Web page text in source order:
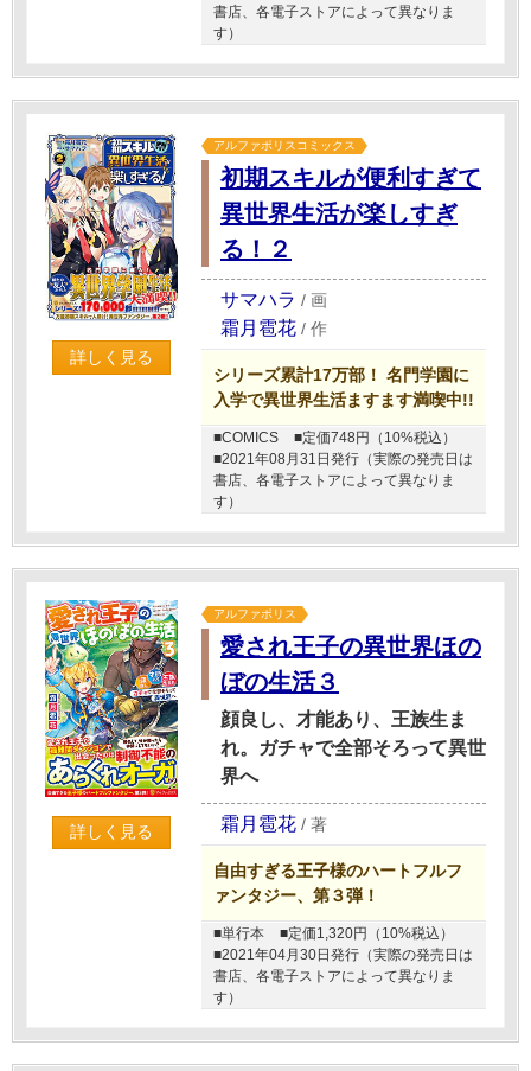
書店、各電子ストアによって異なりま
す）
詳しく見る
アルファポリスコミックス
初期スキルが便利すぎて
異世界生活が楽しすぎ
る！２
サマハラ / 画
霜月雹花 / 作
シリーズ累計17万部！ 名門学園に
入学で異世界生活ますます満喫中!!
■COMICS
■定価748円（10%税込）
■2021年08月31日発行（実際の発売日は
書店、各電子ストアによって異なりま
す）
詳しく見る
アルファポリス
愛され王子の異世界ほの
ぼの生活３
顔良し、才能あり、王族生ま
れ。ガチャで全部そろって異世
界へ
霜月雹花 / 著
自由すぎる王子様のハートフルフ
ァンタジー、第３弾！
■単行本
■定価1,320円（10%税込）
■2021年04月30日発行（実際の発売日は
書店、各電子ストアによって異なりま
す）